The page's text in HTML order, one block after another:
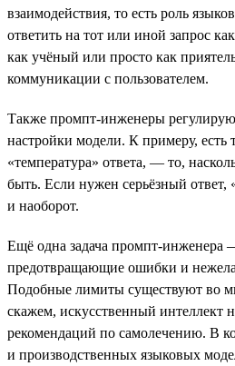
взаимодействия, то есть роль
ответить на тот или иной запрос
как учёный или просто как
коммуникации с пользователем.
Также промпт-инженеры
настройки модели. К примеру, есть
«температура» ответа, — то,
быть. Если нужен серьёзный ответ,
и наоборот.
Ещё одна задача промпт-инженера
предотвращающие ошибки и
Подобные лимиты существуют во
скажем, искусственный интеллект
рекомендаций по самолечению. В
и производственных языковых